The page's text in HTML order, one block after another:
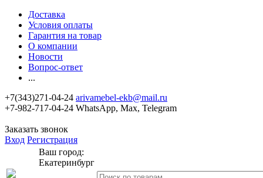
Доставка
Условия оплаты
Гарантия на товар
О компании
Новости
Вопрос-ответ
...
+7(343)271-04-24 arivamebel-ekb@mail.ru
+7-982-717-04-24 WhatsApp, Max, Telegram
Заказать звонок
Вход Регистрация
Ваш город:
Екатеринбург